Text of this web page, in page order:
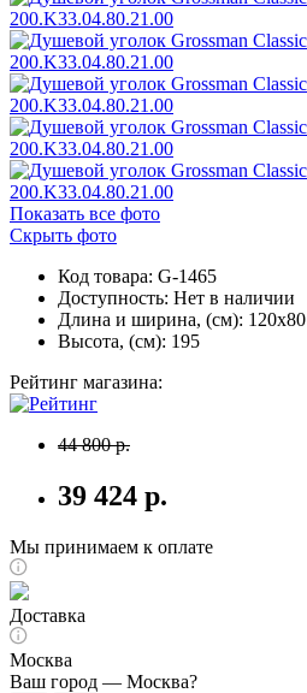
Показать все фото
Скрыть фото
Код товара: G-1465
Доступность: Нет в наличии
Длина и ширина, (см): 120x80
Высота, (см): 195
Рейтинг магазина:
44 800 р.
39 424 р.
Мы принимаем к оплате
Доставка
Москва
Ваш город — Москва?